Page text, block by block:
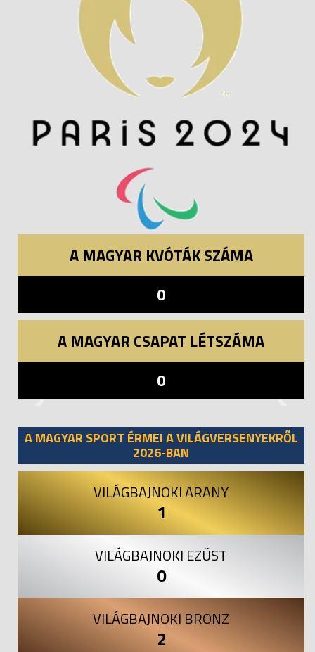
A MAGYAR KVÓTÁK SZÁMA
0
A MAGYAR CSAPAT LÉTSZÁMA
0
A MAGYAR SPORT ÉRMEI A VILÁGVERSENYEKRŐL
2026-BAN
VILÁGBAJNOKI ARANY
1
VILÁGBAJNOKI EZÜST
0
VILÁGBAJNOKI BRONZ
2